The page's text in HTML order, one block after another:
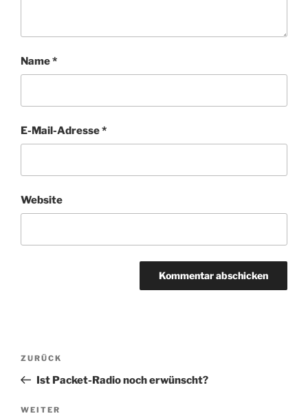
Name*
E-Mail-Adresse*
Website
Beitragsnavigation
Vorheriger
Beitrag
ZURÜCK
Ist Packet-Radio noch erwünscht?
Nächster
WEITER